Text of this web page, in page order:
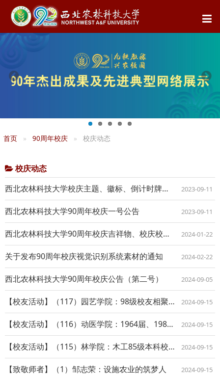
首页 90周年校庆 校庆动态
校庆动态
西北农林科技大学校庆主题、徽标、倒计时牌释义
2023-09-11
西北农林科技大学90周年校庆一号公告 2023-09-11
西北农林科技大学90周年校庆吉祥物、校庆校友服务平台、校庆视觉识别系统正式发布 2024-01-22
关于发布90周年校庆视觉识别系统素材的通知 2024-02-22
西北农林科技大学90周年校庆公告（第二号） 2024-09-05
【校友活动】（117）园艺学院：98级校友相聚母校 2024-09-15
【校友活动】（116）动医学院：1964届、1982届、1991届校友重聚母校 2024-09-15
【校友活动】（115）林学院：木工85级本科校友重聚母校 2024-09-15
【致敬师者】（1）邹志荣：设施农业的筑梦人 2024-09-15